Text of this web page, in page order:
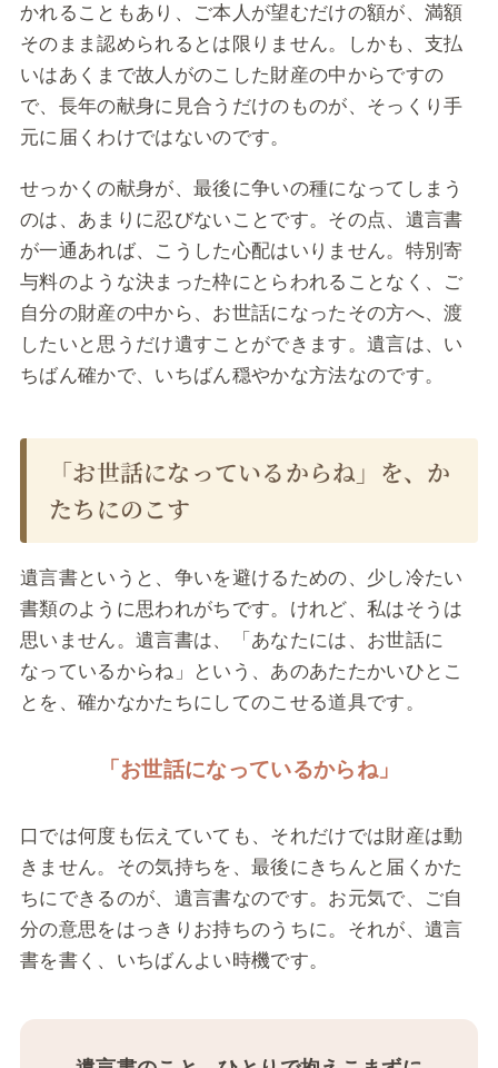
かれることもあり、ご本人が望むだけの額が、満額
そのまま認められるとは限りません。しかも、支払
いはあくまで故人がのこした財産の中からですの
で、長年の献身に見合うだけのものが、そっくり手
元に届くわけではないのです。
せっかくの献身が、最後に争いの種になってしまう
のは、あまりに忍びないことです。その点、遺言書
が一通あれば、こうした心配はいりません。特別寄
与料のような決まった枠にとらわれることなく、ご
自分の財産の中から、お世話になったその方へ、渡
したいと思うだけ遺すことができます。遺言は、い
ちばん確かで、いちばん穏やかな方法なのです。
「お世話になっているからね」を、か
たちにのこす
遺言書というと、争いを避けるための、少し冷たい
書類のように思われがちです。けれど、私はそうは
思いません。遺言書は、「あなたには、お世話に
なっているからね」という、あのあたたかいひとこ
とを、確かなかたちにしてのこせる道具です。
「お世話になっているからね」
口では何度も伝えていても、それだけでは財産は動
きません。その気持ちを、最後にきちんと届くかた
ちにできるのが、遺言書なのです。お元気で、ご自
分の意思をはっきりお持ちのうちに。それが、遺言
書を書く、いちばんよい時機です。